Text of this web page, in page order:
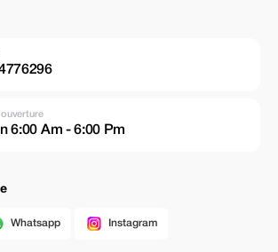
6:00 Am - 6:00 Pm
Whatsapp Instagram